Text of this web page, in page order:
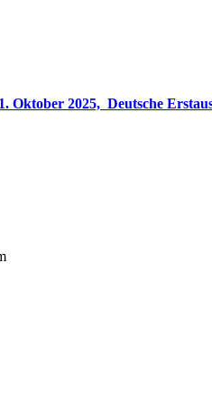
Seitenzahl der Print-Ausgabe ‏ : ‎ 848